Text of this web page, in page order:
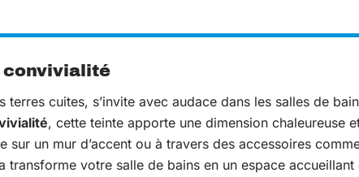
cuites, s’invite avec audace dans les salles de
, cette teinte apporte une dimension chaleureuse
sur un mur d’accent ou à travers des accessoires
transforme votre salle de bains en un espace accueillant